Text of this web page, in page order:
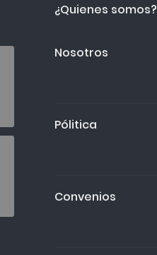
¿Quienes somos?
Nosotros
Pólitica
Convenios